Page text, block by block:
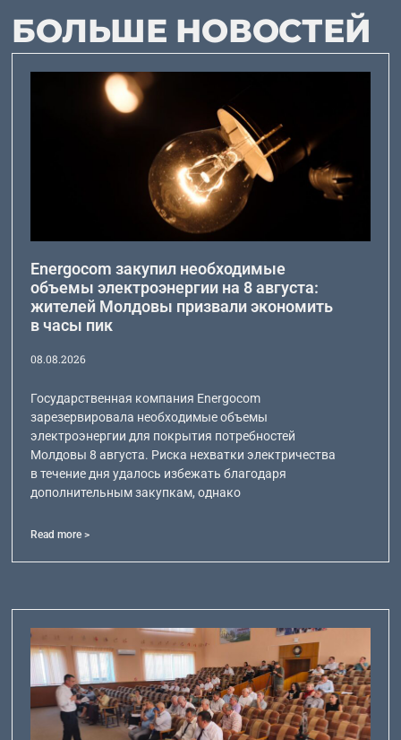
БОЛЬШЕ НОВОСТЕЙ
Energocom закупил необходимые
объемы электроэнергии на 8 августа:
жителей Молдовы призвали экономить
в часы пик
08.08.2026
Государственная компания Energocom
зарезервировала необходимые объемы
электроэнергии для покрытия потребностей
Молдовы 8 августа. Риска нехватки электричества
в течение дня удалось избежать благодаря
дополнительным закупкам, однако
Read more >